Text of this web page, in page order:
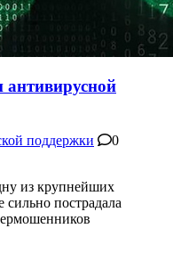
поддержки
0
из крупнейших
сильно пострадала